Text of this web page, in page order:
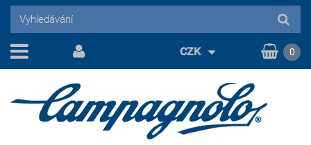
CZK 0